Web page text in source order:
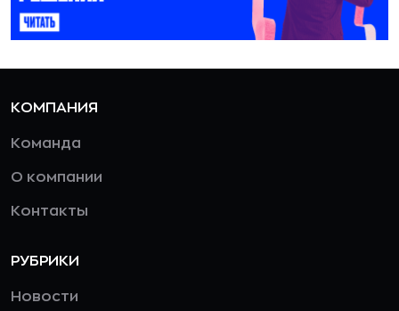
КОМПАНИЯ
Команда
О компании
Контакты
РУБРИКИ
Новости